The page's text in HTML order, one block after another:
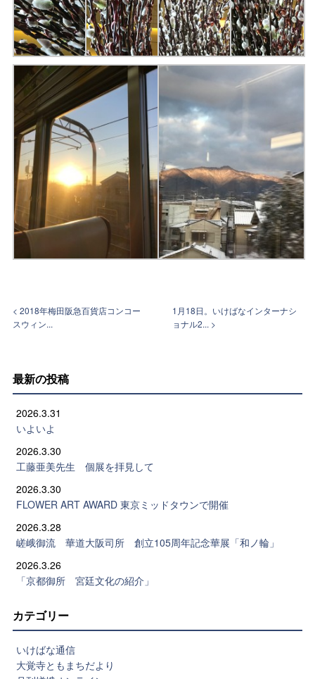
< 2018年梅田阪急百貨店コンコー
スウィン...
1月18日。いけばなインターナシ
ョナル2... >
最新の投稿
2026.3.31
いよいよ
2026.3.30
工藤亜美先生 個展を拝見して
2026.3.30
FLOWER ART AWARD 東京ミッドタウンで開催
2026.3.28
嵯峨御流 華道大阪司所 創立105周年記念華展「和ノ輪」
2026.3.26
「京都御所 宮廷文化の紹介」
カテゴリー
いけばな通信
大覚寺ともまちだより